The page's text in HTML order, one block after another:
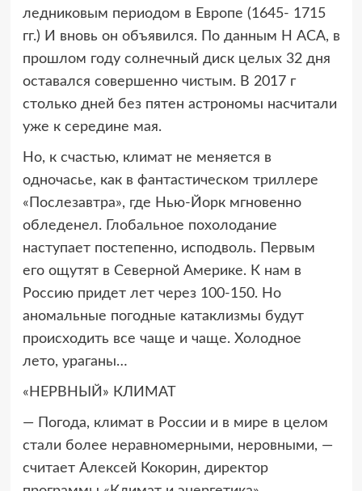
ледниковым периодом в Европе (1645- 1715
гг.) И вновь он объявился. По данным Н АСА, в
прошлом году солнечный диск целых 32 дня
оставался совершенно чистым. В 2017 г
столько дней без пятен астрономы насчитали
уже к середине мая.
Но, к счастью, климат не меняется в
одночасье, как в фантастическом триллере
«Послезавтра», где Нью-Йорк мгновенно
обледенел. Глобальное похолодание
наступает постепенно, исподволь. Первым
его ощутят в Северной Америке. К нам в
Россию придет лет через 100-150. Но
аномальные погодные катаклизмы будут
происходить все чаще и чаще. Холодное
лето, ураганы…
«НЕРВНЫЙ» КЛИМАТ
— Погода, климат в России и в мире в целом
стали более неравномерными, неровными, —
считает Алексей Кокорин, директор